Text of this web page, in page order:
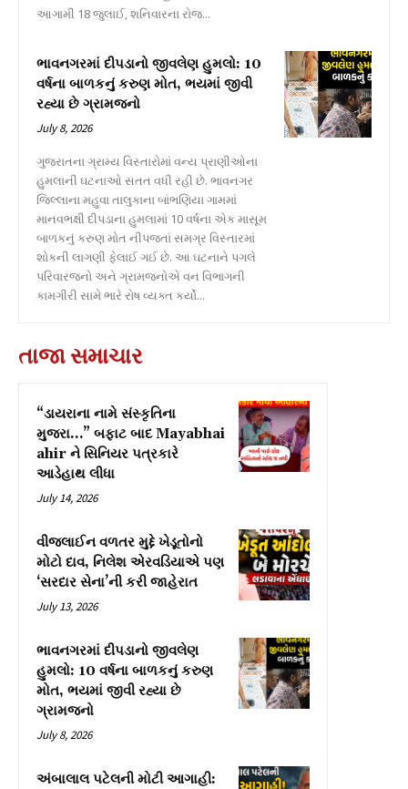
આગામી 18 જુલાઈ, શનિવારના રોજ...
ભાવનગરમાં દીપડાનો જીવલેણ હુમલો: 10
વર્ષના બાળકનું કરુણ મોત, ભયમાં જીવી
રહ્યા છે ગ્રામજનો
July 8, 2026
ગુજરાતના ગ્રામ્ય વિસ્તારોમાં વન્ય પ્રાણીઓના
હુમલાની ઘટનાઓ સતત વધી રહી છે. ભાવનગર
જિલ્લાના મહુવા તાલુકાના બાંભણિયા ગામમાં
માનવભક્ષી દીપડાના હુમલામાં 10 વર્ષના એક માસૂમ
બાળકનું કરુણ મોત નીપજતાં સમગ્ર વિસ્તારમાં
શોકની લાગણી ફેલાઈ ગઈ છે. આ ઘટનાને પગલે
પરિવારજનો અને ગ્રામજનોએ વન વિભાગની
કામગીરી સામે ભારે રોષ વ્યક્ત કર્યો...
તાજા સમાચાર
“ડાયરાના નામે સંસ્કૃતિના
મુજરા…” બફાટ બાદ Mayabhai
ahir ને સિનિયર પત્રકારે
આડેહાથ લીધા
July 14, 2026
વીજલાઈન વળતર મુદ્દે ખેડૂતોનો
મોટો દાવ, નિલેશ એરવડિયાએ પણ
‘સરદાર સેના’ની કરી જાહેરાત
July 13, 2026
ભાવનગરમાં દીપડાનો જીવલેણ
હુમલો: 10 વર્ષના બાળકનું કરુણ
મોત, ભયમાં જીવી રહ્યા છે
ગ્રામજનો
July 8, 2026
અંબાલાલ પટેલની મોટી આગાહી: